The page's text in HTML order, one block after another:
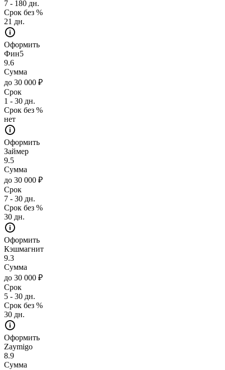
7 - 180 дн.
Срок без %
21 дн.
Оформить
Фин5
9.6
Сумма
до 30 000 ₽
Срок
1 - 30 дн.
Срок без %
нет
Оформить
Займер
9.5
Сумма
до 30 000 ₽
Срок
7 - 30 дн.
Срок без %
30 дн.
Оформить
Кэшмагнит
9.3
Сумма
до 30 000 ₽
Срок
5 - 30 дн.
Срок без %
30 дн.
Оформить
Zaymigo
8.9
Сумма